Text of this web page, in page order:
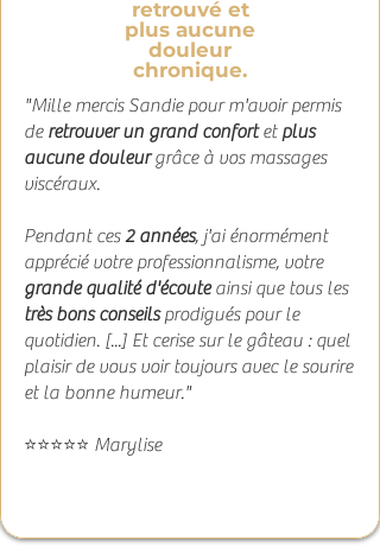
retrouvé et
plus aucune
douleur
chronique.
"Mille mercis Sandie pour m'avoir permis
de retrouver un grand confortet plus
aucune douleurgrâce à vos massages
viscéraux.
Pendant ces2 années, j'ai énormément
apprécié votre professionnalisme, votre
grande qualité d'écouteainsi que tous les
très bons conseilsprodigués pour le
quotidien. [...] Et cerise sur le gâteau : quel
plaisir de vous voir toujours avec le sourire
et la bonne humeur."
⭐⭐⭐⭐⭐ Marylise